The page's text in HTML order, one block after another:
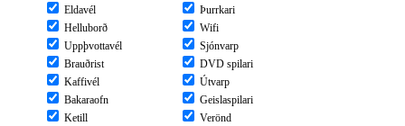
Eldavél
Helluborð
Uppþvottavél
Brauðrist
Kaffivél
Bakaraofn
Ketill
Þurrkari
Wifi
Sjónvarp
DVD spilari
Útvarp
Geislaspilari
Verönd